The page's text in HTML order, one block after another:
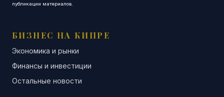
публикации материалов.
БИЗНЕС НА КИПРЕ
Экономика и рынки
Финансы и инвестиции
Остальные новости